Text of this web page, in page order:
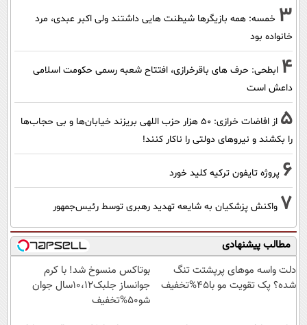
3 خمسه: همه بازیگرها شیطنت هایی داشتند ولی اکبر عبدی، مرد
خانواده بود
4 ابطحی: حرف های باقرخرازی، افتتاح شعبه رسمی حکومت اسلامی
داعش است
5
از افاضات خرازی: ۵۰ هزار حزب اللهی بریزند خیابان‌ها و بی حجاب‌ها
را بکشند و نیرو‌های دولتی را ناکار کنند!
6 پروژه تایفون ترکیه کلید خورد
7 واکنش پزشکیان به شایعه تهدید رهبری توسط رئیس‌جمهور
مطالب پیشنهادی
دلت واسه موهای پرپشتت تنگ
شده؟ پک تقویت مو با45%تخفیف
بوتاکس منسوخ شد! با کرم
جوانساز جلبک10،12سال جوان
شو50%تخفیف